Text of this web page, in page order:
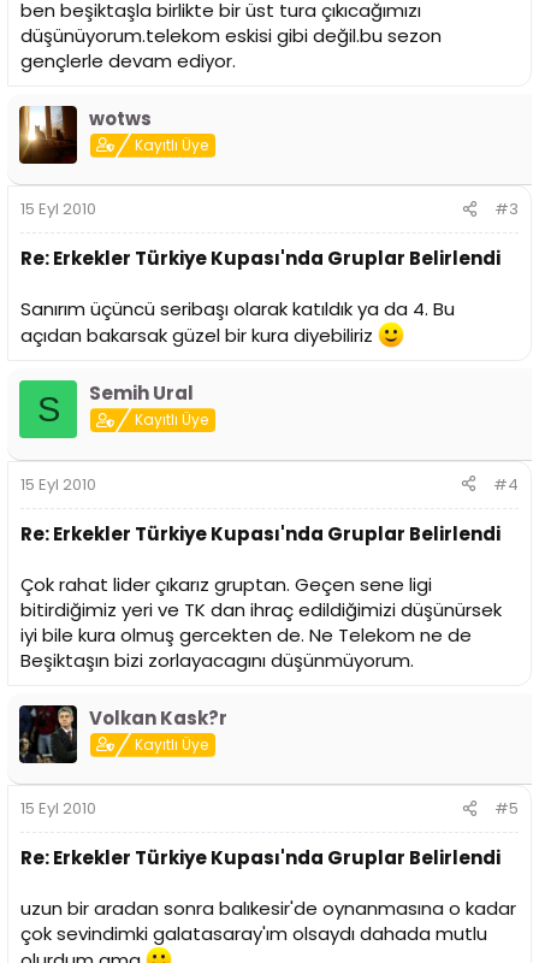
ben beşiktaşla birlikte bir üst tura çıkıcağımızı
düşünüyorum.telekom eskisi gibi değil.bu sezon
gençlerle devam ediyor.
wotws
Kayıtlı Üye
15 Eyl 2010 #3
Re: Erkekler Türkiye Kupası'nda Gruplar Belirlendi
Sanırım üçüncü seribaşı olarak katıldık ya da 4. Bu
açıdan bakarsak güzel bir kura diyebiliriz
S Semih Ural
Kayıtlı Üye
15 Eyl 2010 #4
Re: Erkekler Türkiye Kupası'nda Gruplar Belirlendi
Çok rahat lider çıkarız gruptan. Geçen sene ligi
bitirdiğimiz yeri ve TK dan ihraç edildiğimizi düşünürsek
iyi bile kura olmuş gercekten de. Ne Telekom ne de
Beşiktaşın bizi zorlayacagını düşünmüyorum.
Volkan Kask?r
Kayıtlı Üye
15 Eyl 2010 #5
Re: Erkekler Türkiye Kupası'nda Gruplar Belirlendi
uzun bir aradan sonra balıkesir'de oynanmasına o kadar
çok sevindimki galatasaray'ım olsaydı dahada mutlu